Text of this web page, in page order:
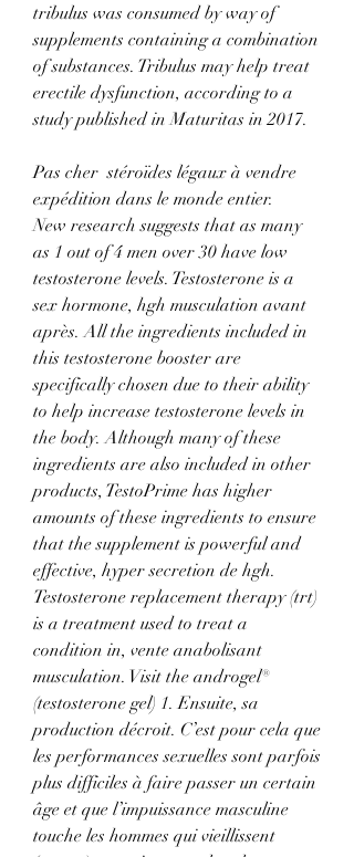
tribulus was consumed by way of
supplements containing a combination
of substances. Tribulus may help treat
erectile dysfunction, according to a
study published in Maturitas in 2017.
Pas cher  stéroïdes légaux à vendre
expédition dans le monde entier.
New research suggests that as many
as 1 out of 4 men over 30 have low
testosterone levels. Testosterone is a
sex hormone, hgh musculation avant
après. All the ingredients included in
this testosterone booster are
specifically chosen due to their ability
to help increase testosterone levels in
the body. Although many of these
ingredients are also included in other
products, TestoPrime has higher
amounts of these ingredients to ensure
that the supplement is powerful and
effective, hyper secretion de hgh.
Testosterone replacement therapy (trt)
is a treatment used to treat a
condition in, vente anabolisant
musculation. Visit the androgel®
(testosterone gel) 1. Ensuite, sa
production décroit. C’est pour cela que
les performances sexuelles sont parfois
plus difficiles à faire passer un certain
âge et que l’impuissance masculine
touche les hommes qui vieillissent